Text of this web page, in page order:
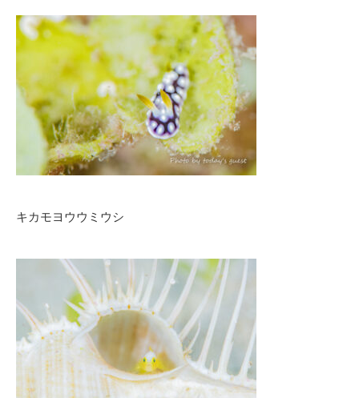
キカモヨウウミウシ